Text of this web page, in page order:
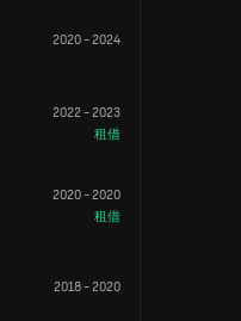
2020-2024
2022-2023
租借
2020-2020
租借
2018-2020